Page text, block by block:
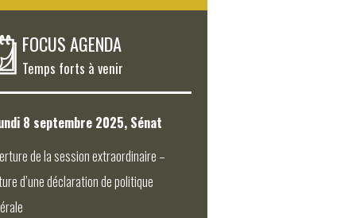
FOCUS AGENDA
Temps forts à venir
8 septembre 2025, Sénat
de la session extraordinaire –
d’une déclaration de politique